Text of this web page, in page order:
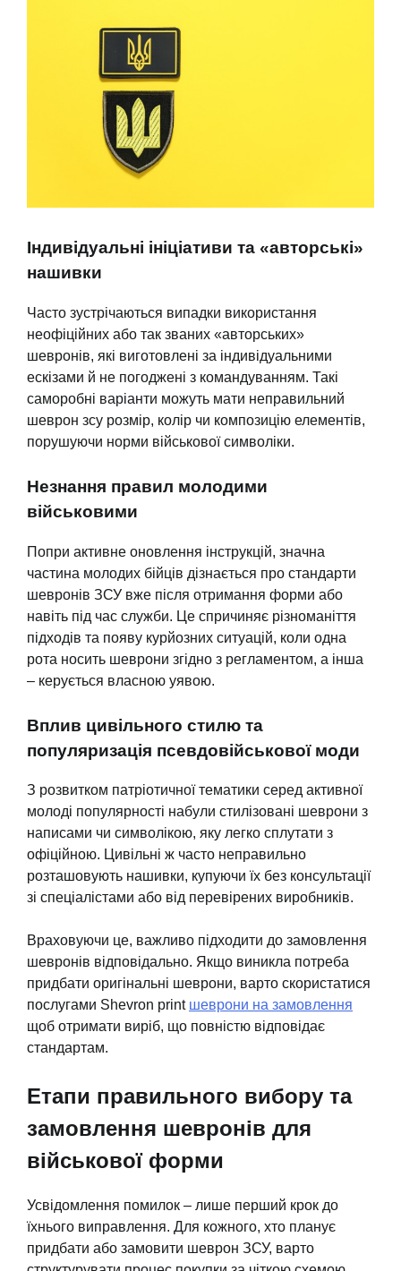
Індивідуальні ініціативи та «авторські»
нашивки
Часто зустрічаються випадки використання
неофіційних або так званих «авторських»
шевронів, які виготовлені за індивідуальними
ескізами й не погоджені з командуванням. Такі
саморобні варіанти можуть мати неправильний
шеврон зсу розмір, колір чи композицію елементів,
порушуючи норми військової символіки.
Незнання правил молодими
військовими
Попри активне оновлення інструкцій, значна
частина молодих бійців дізнається про стандарти
шевронів ЗСУ вже після отримання форми або
навіть під час служби. Це спричиняє різноманіття
підходів та появу курйозних ситуацій, коли одна
рота носить шеврони згідно з регламентом, а інша
– керується власною уявою.
Вплив цивільного стилю та
популяризація псевдовійськової моди
З розвитком патріотичної тематики серед активної
молоді популярності набули стилізовані шеврони з
написами чи символікою, яку легко сплутати з
офіційною. Цивільні ж часто неправильно
розташовують нашивки, купуючи їх без консультації
зі спеціалістами або від перевірених виробників.
Враховуючи це, важливо підходити до замовлення
шевронів відповідально. Якщо виникла потреба
придбати оригінальні шеврони, варто скористатися
послугами Shevron print шеврони на замовлення
щоб отримати виріб, що повністю відповідає
стандартам.
Етапи правильного вибору та
замовлення шевронів для
військової форми
Усвідомлення помилок – лише перший крок до
їхнього виправлення. Для кожного, хто планує
придбати або замовити шеврон ЗСУ, варто